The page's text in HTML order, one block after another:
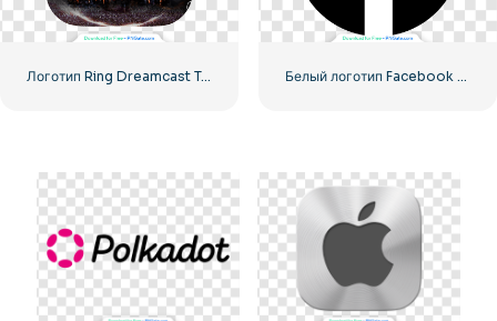
Логотип Ring Dreamcast Terrors Realm Square Rounded – Бесплатная загрузка PNG